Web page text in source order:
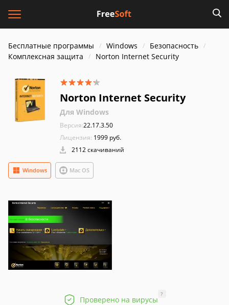
Бесплатные программы Windows
Безопасность
Комплексная защита
Norton Internet Security
Norton Internet Security
Для Windows
Версия:22.17.3.50
Лицензия: 1999 руб.
2112 скачиваний
Windows Mac OS
Проверено на вирусы
?